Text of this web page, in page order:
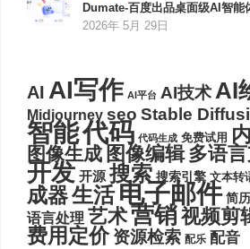
Dumate-百度出品桌面级AI智能
2026年 5月 29日
AI AI写作 AI平台 AI技术AI
Midjourney seo Stable
智能代码 代码生成 免费试用
图像生成 图像编辑 多语
开发 开源 搜索 搜索引擎 文本转
成器生活电子邮件 简历
语言处理 艺术营销视频剪
费用定价 资源检索 配乐 配音